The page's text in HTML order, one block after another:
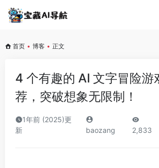
首页 • 博客 • 正文
4 个有趣的 AI 文字冒险游
荐，突破想象无限制！
1年前 (2025)更
新
baozang 2,833